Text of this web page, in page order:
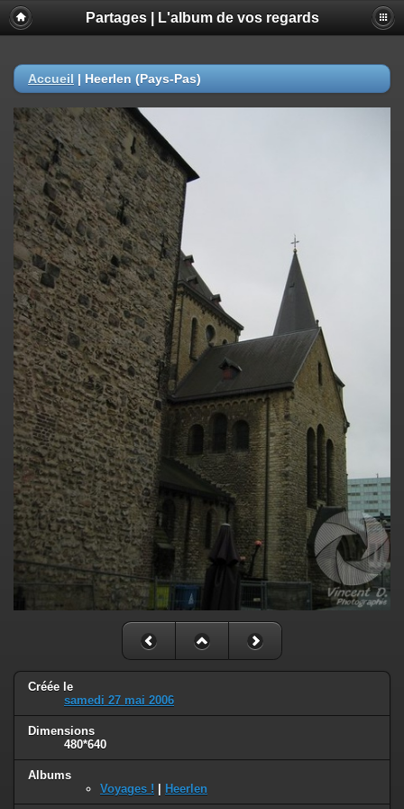
Partages | L'album de vos regards
Accueil | Heerlen (Pays-Pas)
Créée le
samedi 27 mai 2006
Dimensions
480*640
Albums
Voyages !
Heerlen